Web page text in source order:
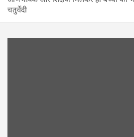
चतुर्वेदी